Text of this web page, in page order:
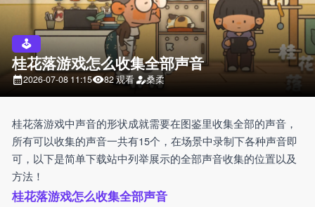
桂花落游戏怎么收集全部声音
2026-07-08 11:15 82 观看 桑柔
桂花落游戏中声音的形状成就需要在图鉴里收集全部的声音，
所有可以收集的声音一共有15个，在场景中录制下各种声音即
可，以下是简单下载站中列举展示的全部声音收集的位置以及
方法！
桂花落游戏怎么收集全部声音